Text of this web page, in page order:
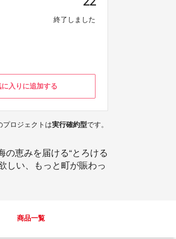
終了しました
に入りに追加する
プロジェクトは実行確約型です。
恵みを届ける“とろける
しい、もっと町が賑わっ
商品一覧